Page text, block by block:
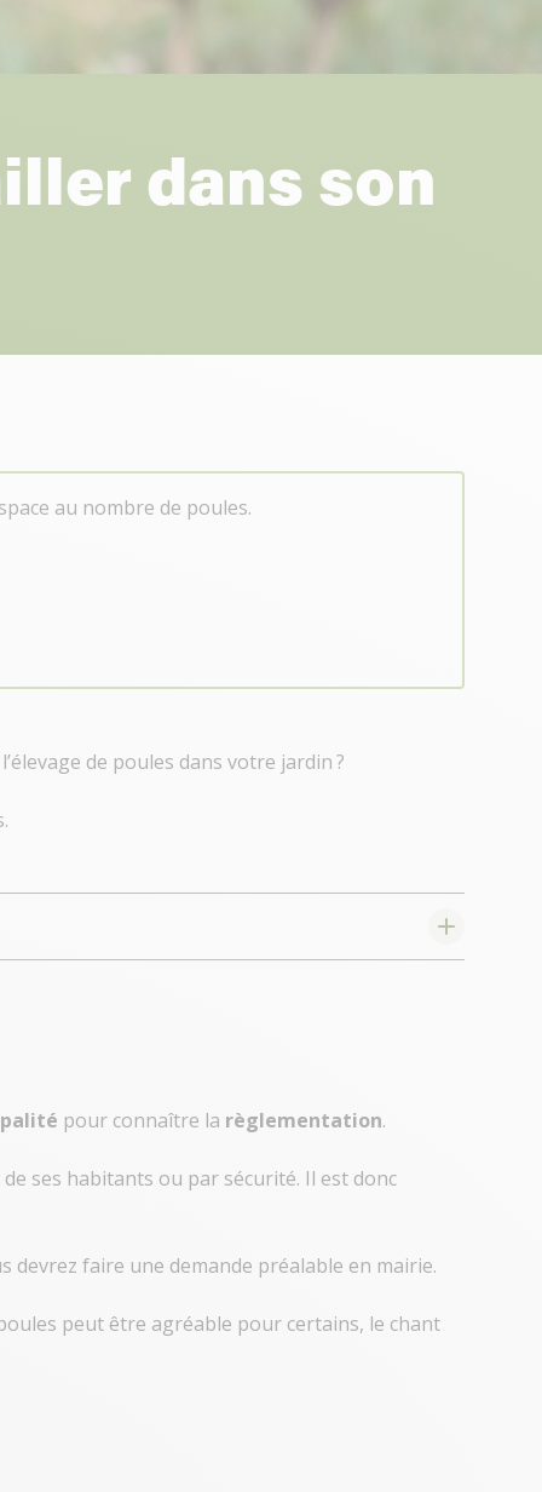
dans son
au nombre de poules.
de poules dans votre jardin ?
pour connaître la règlementation.
ses habitants ou par sécurité. Il est donc
devrez faire une demande préalable en mairie.
peut être agréable pour certains, le chant